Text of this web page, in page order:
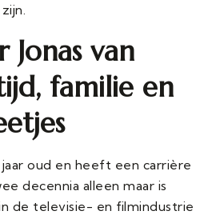
van
familie en
jaar oud en heeft een carrière
decennia alleen maar is
de televisie- en filmindustrie